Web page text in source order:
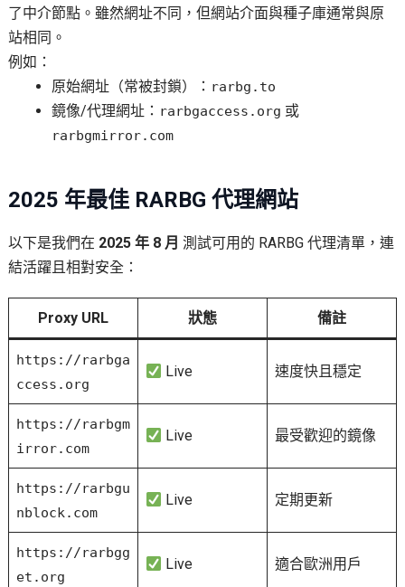
了中介節點。雖然網址不同，但網站介面與種子庫通常與原
站相同。
例如：
原始網址（常被封鎖）： rarbg.to
鏡像/代理網址： rarbgaccess.org 或
rarbgmirror.com
2025 年最佳 RARBG 代理網站
以下是我們在 2025 年 8 月 測試可用的 RARBG 代理清單，連
結活躍且相對安全：
Proxy URL 狀態 備註
https://rarbga
ccess.org
Live 速度快且穩定
https://rarbgm
irror.com
Live 最受歡迎的鏡像
https://rarbgu
nblock.com
Live 定期更新
https://rarbgg
et.org
Live 適合歐洲用戶